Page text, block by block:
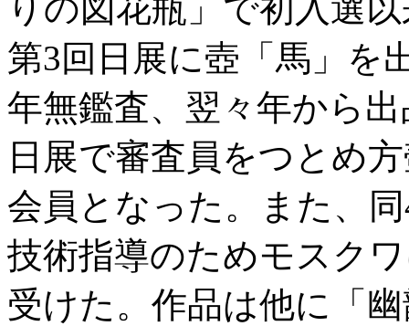
りの図花瓶」で初入選
第3回日展に壺「馬」を
年無鑑査、翌々年から
日展で審査員をつとめ
会員となった。また、
技術指導のためモスク
受けた。作品は他に「